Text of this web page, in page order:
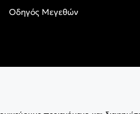
Οδηγός Μεγεθών